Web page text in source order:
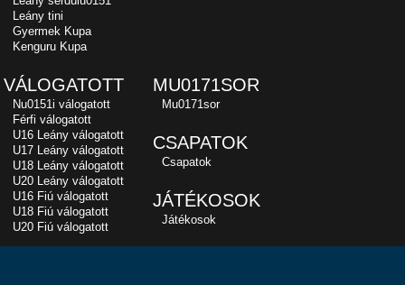
Leány tini
Gyermek Kupa
Kenguru Kupa
VÁLOGATOTT
Nu0151i válogatott
Férfi válogatott
U16 Leány válogatott
U17 Leány válogatott
U18 Leány válogatott
U20 Leány válogatott
U16 Fiú válogatott
U18 Fiú válogatott
U20 Fiú válogatott
MU0171SOR
Mu0171sor
CSAPATOK
Csapatok
JÁTÉKOSOK
Játékosok